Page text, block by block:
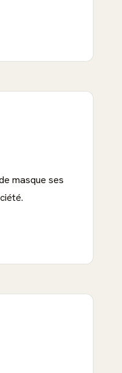
masque ses